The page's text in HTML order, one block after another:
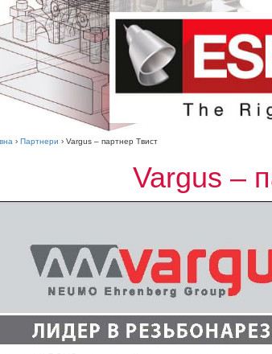
› Партнери › Vargus – партнер Твист
Vargus –